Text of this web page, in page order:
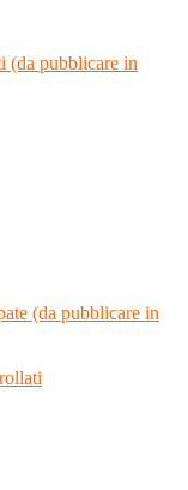
(da pubblicare in
(da pubblicare in